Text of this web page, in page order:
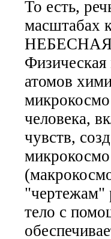
То есть,
НЕБЕСНАЯ
Физическая
атомов
человека,
чувств,
"чертежам"
тело с